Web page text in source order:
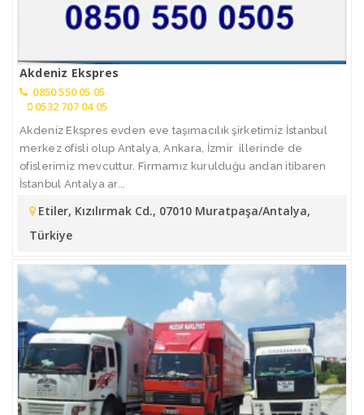
Akdeniz Ekspres
0850 550 05 05
0532 707 04 05
Akdeniz Ekspres evden eve taşımacılık şirketimiz İstanbul
merkez ofisli olup Antalya, Ankara, İzmir illerinde de
ofislerimiz mevcuttur. Firmamız kurulduğu andan itibaren
İstanbul Antalya ar...
Etiler, Kızılırmak Cd., 07010 Muratpaşa/Antalya,
Türkiye